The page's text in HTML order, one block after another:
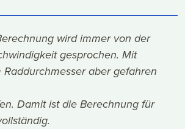
wird immer von der
gesprochen. Mit
Raddurchmesser aber gefahren
Damit ist die Berechnung für